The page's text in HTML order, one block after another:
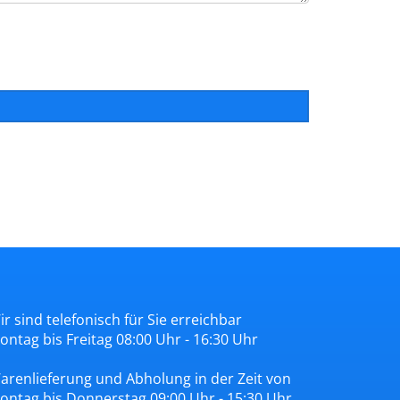
sind telefonisch für Sie erreichbar
bis Freitag 08:00 Uhr - 16:30 Uhr
und Abholung in der Zeit von